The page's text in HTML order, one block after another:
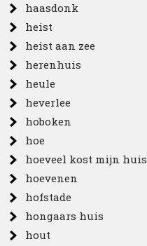
haasdonk
heist
heist aan zee
herenhuis
heule
heverlee
hoboken
hoe
hoeveel kost mijn huis
hoevenen
hofstade
hongaars huis
hout